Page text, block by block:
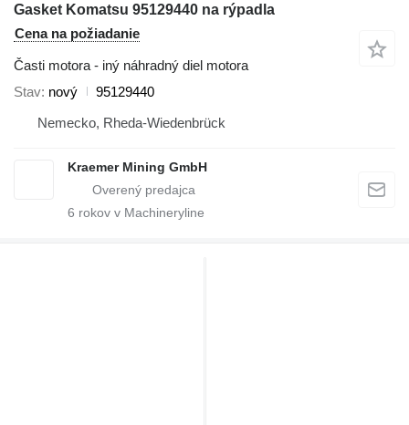
Gasket Komatsu 95129440 na rýpadla
Cena na požiadanie
Časti motora - iný náhradný diel motora
Stav nový
95129440
Nemecko, Rheda-Wiedenbrück
Kraemer Mining GmbH
6 rokov v Machineryline